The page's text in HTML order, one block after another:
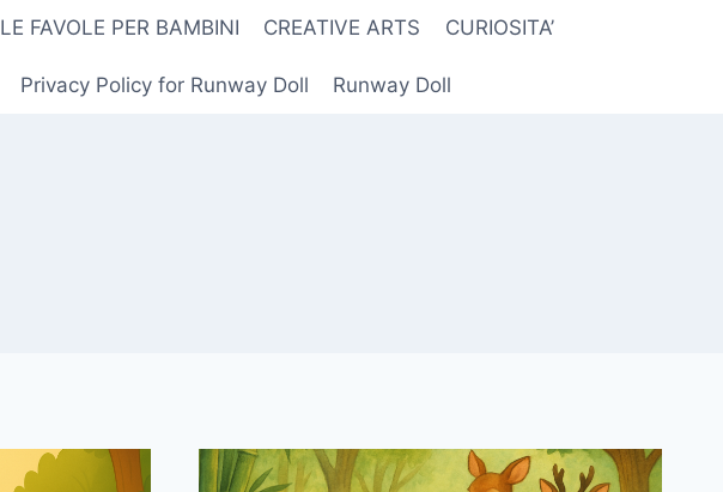
LE FAVOLE PER BAMBINI CREATIVE ARTS CURIOSITA’
Privacy Policy for Runway Doll Runway Doll